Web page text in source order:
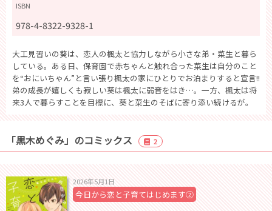
ISBN
978-4-8322-9328-1
大工見習いの葵は、恋人の楓太と協力しながら小さな弟・菜生と暮ら
している。ある日、保育園で赤ちゃんと触れ合った菜生は自分のこと
を“おにいちゃん”と言い張り楓太の家にひとりでお泊まりすると宣言!!
弟の成長が嬉しくも寂しい葵は楓太に弱音をはき…。一方、楓太は将
来3人で暮らすことを目標に、葵と菜生のそばに寄り添い続けるが。
「黒木めぐみ」のコミックス 2
2026年5月1日
今日から恋と子育てはじめます②